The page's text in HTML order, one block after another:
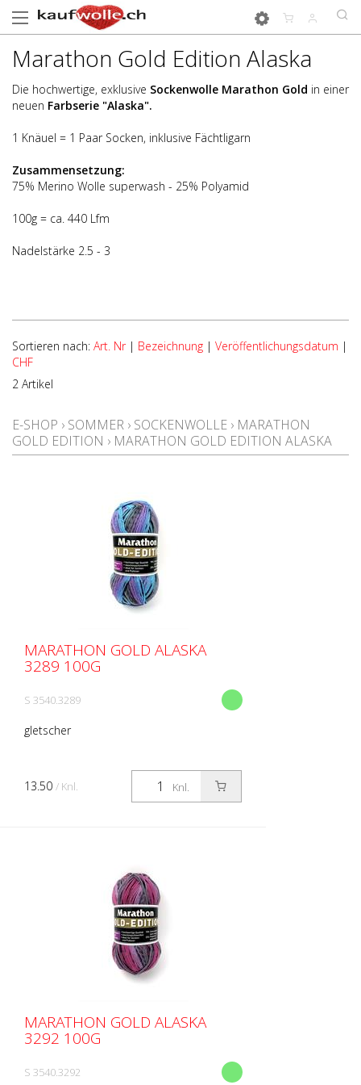
Marathon Gold Edition Alaska
Die hochwertige, exklusive Sockenwolle Marathon Gold in einer
neuen Farbserie "Alaska".
1 Knäuel = 1 Paar Socken, inklusive Fächtligarn
Zusammensetzung:
75% Merino Wolle superwash - 25% Polyamid
100g = ca. 440 Lfm
Nadelstärke 2.5 - 3
Sortieren nach: Art. Nr| Bezeichnung | Veröffentlichungsdatum |
CHF
2 Artikel
E-SHOP › SOMMER › SOCKENWOLLE › MARATHON
GOLD EDITION › MARATHON GOLD EDITION ALASKA
MARATHON GOLD ALASKA
3289 100G
S 3540.3289
gletscher
Knl.
13.50 / Knl.
MARATHON GOLD ALASKA
3292 100G
S 3540.3292